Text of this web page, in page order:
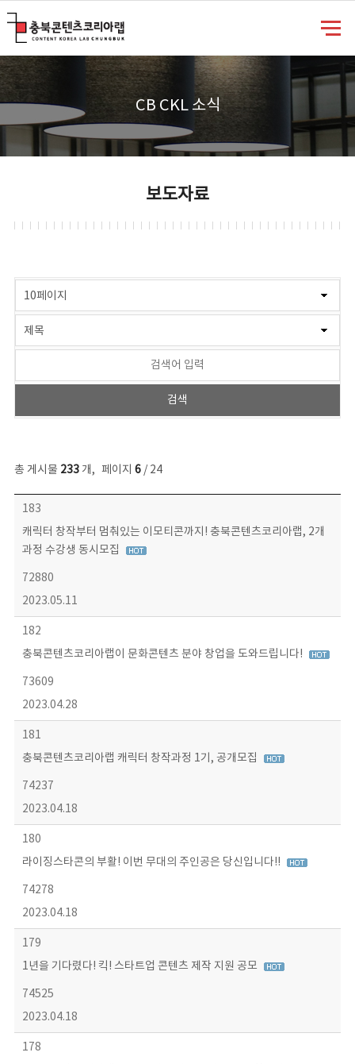
CB CKL 소식
보도자료
총 게시물 233개, 페이지 6/ 24
보도자료 목록 - 번호, 제목, 작성자, 파일, 조회수, 작성일 정보 제공
183
캐릭터 창작부터 멈춰있는 이모티콘까지! 충북콘텐츠코리아랩, 2개
과정 수강생 동시모집
72880
2023.05.11
182
충북콘텐츠코리아랩이 문화콘텐츠 분야 창업을 도와드립니다!
73609
2023.04.28
181
충북콘텐츠코리아랩 캐릭터 창작과정 1기, 공개모집
74237
2023.04.18
180
라이징스타콘의 부활! 이번 무대의 주인공은 당신입니다!!
74278
2023.04.18
179
1년을 기다렸다! 킥! 스타트업 콘텐츠 제작 지원 공모
74525
2023.04.18
178